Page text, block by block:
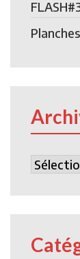
Archives